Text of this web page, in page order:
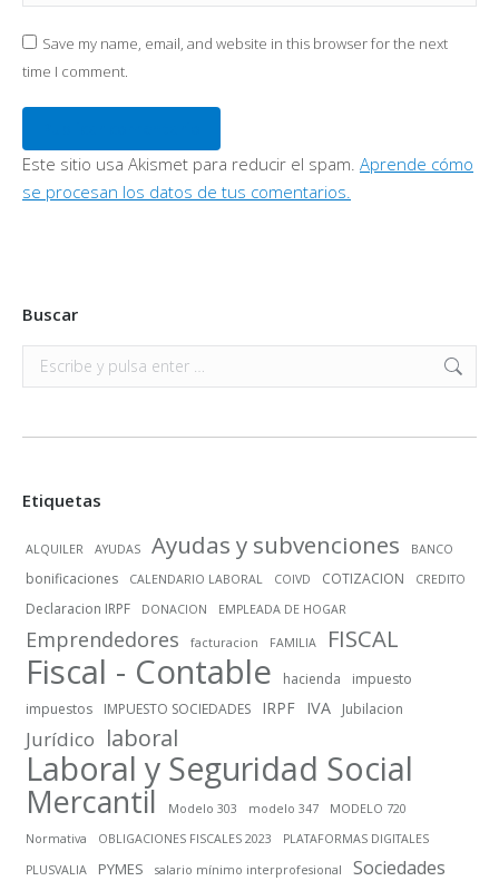
Save my name, email, and website in this browser for the next
time I comment.
Este sitio usa Akismet para reducir el spam. Aprende cómo
se procesan los datos de tus comentarios.
Buscar
Buscar:
Etiquetas
ALQUILER AYUDAS Ayudas y subvenciones BANCO
bonificaciones CALENDARIO LABORAL COIVD COTIZACION CREDITO
Declaracion IRPF DONACION EMPLEADA DE HOGAR
Emprendedores facturacion FAMILIA FISCAL
Fiscal - Contable hacienda
impuesto
impuestos
IMPUESTO SOCIEDADES IRPF IVA Jubilacion
Jurídico laboral
Laboral y Seguridad Social
Mercantil Modelo 303 modelo 347
MODELO 720
Normativa
OBLIGACIONES FISCALES 2023
PLATAFORMAS DIGITALES
PLUSVALIA
PYMES salario mínimo interprofesional Sociedades